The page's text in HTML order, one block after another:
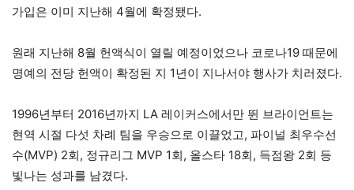
가입은 이미 지난해 4월에 확정됐다.
원래 지난해 8월 헌액식이 열릴 예정이었으나 코로나19 때문에
명예의 전당 헌액이 확정된 지 1년이 지나서야 행사가 치러졌다.
1996년부터 2016년까지 LA 레이커스에서만 뛴 브라이언트는
현역 시절 다섯 차례 팀을 우승으로 이끌었고, 파이널 최우수선
수(MVP) 2회, 정규리그 MVP 1회, 올스타 18회, 득점왕 2회 등
빛나는 성과를 남겼다.